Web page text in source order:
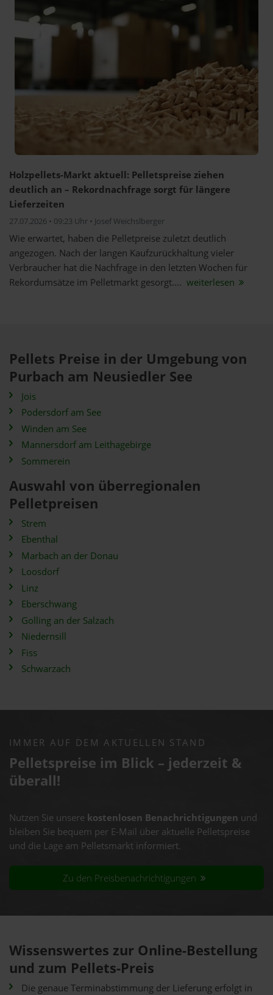
Holzpellets-Markt aktuell: Pelletspreise ziehen
deutlich an – Rekordnachfrage sorgt für längere
Lieferzeiten
27.07.2026 • 09:23 Uhr • Josef Weichslberger
Wie erwartet, haben die Pelletpreise zuletzt deutlich
angezogen. Nach der langen Kaufzurückhaltung vieler
Verbraucher hat die Nachfrage in den letzten Wochen für
Rekordumsätze im Pelletmarkt gesorgt.... weiterlesen
Pellets Preise in der Umgebung von
Purbach am Neusiedler See
Jois
Podersdorf am See
Winden am See
Mannersdorf am Leithagebirge
Sommerein
Auswahl von überregionalen
Pelletpreisen
Strem
Ebenthal
Marbach an der Donau
Loosdorf
Linz
Eberschwang
Golling an der Salzach
Niedernsill
Fiss
Schwarzach
IMMER AUF DEM AKTUELLEN STAND
Pelletspreise im Blick – jederzeit &
überall!
Nutzen Sie unsere kostenlosen Benachrichtigungen und
bleiben Sie bequem per E-Mail über aktuelle Pelletspreise
und die Lage am Pelletsmarkt informiert.
Zu den Preisbenachrichtigungen
Wissenswertes zur Online-Bestellung
und zum Pellets-Preis
Die genaue Terminabstimmung der Lieferung erfolgt in